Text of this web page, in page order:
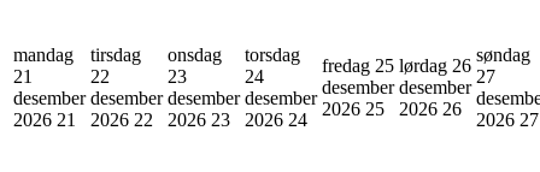
mandag
21
desember
2026 21
tirsdag
22
desember
2026 22
onsdag
23
desember
2026 23
torsdag
24
desember
2026 24
fredag 25
desember
2026 25
lørdag 26
desember
2026 26
søndag
27
2026 27